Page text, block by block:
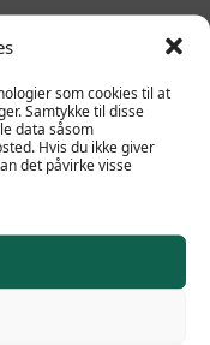
som cookies til at
Samtykke til disse
data såsom
Hvis du ikke giver
det påvirke visse